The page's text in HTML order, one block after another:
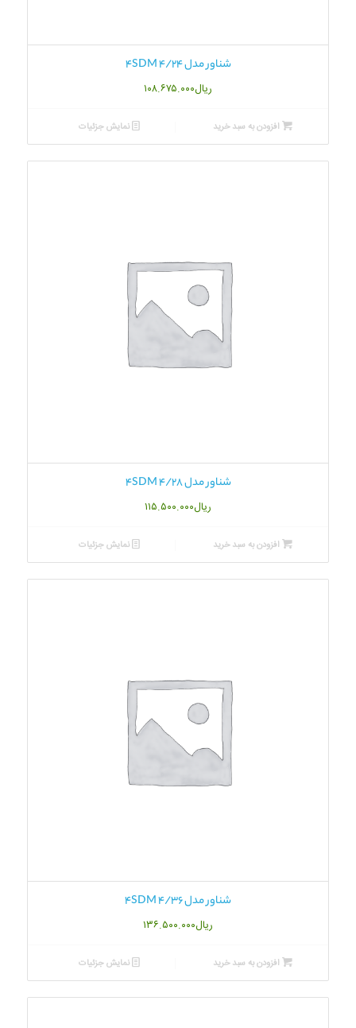
شناور مدل 4SDM 4/24
ریال۱۰۸.۶۷۵.۰۰۰
افزودن به سبد خرید نمایش جزئیات
شناور مدل 4SDM 4/28
ریال۱۱۵.۵۰۰.۰۰۰
افزودن به سبد خرید نمایش جزئیات
شناور مدل 4SDM 4/36
ریال۱۳۶.۵۰۰.۰۰۰
افزودن به سبد خرید نمایش جزئیات